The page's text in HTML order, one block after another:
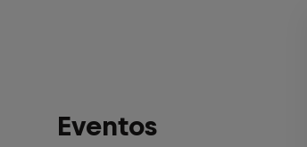
Eventos